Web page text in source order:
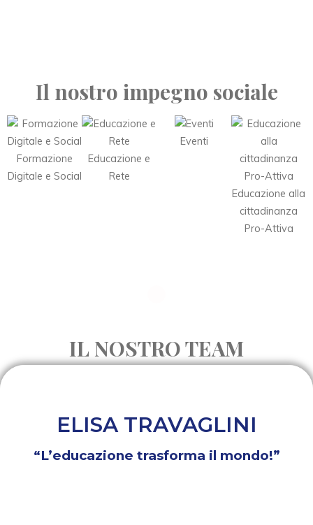
Il nostro impegno sociale
Formazione
Digitale e Social
Educazione e
Rete
Eventi
Educazione alla
cittadinanza
Pro-Attiva
IL NOSTRO TEAM
ELISA TRAVAGLINI
“L’educazione trasforma il mondo!”